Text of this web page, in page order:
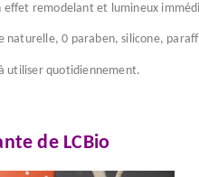
effet remodelant et lumineux
naturelle, 0 paraben, silicone,
utiliser quotidiennement.
de LCBio